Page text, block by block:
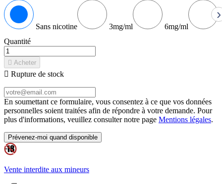
Sans nicotine 3mg/ml 6mg/ml
›
Quantité
 Acheter
 Rupture de stock
En soumettant ce formulaire, vous consentez à ce que vos données
personnelles soient traitées afin de répondre à votre demande. Pour
plus d'informations, veuillez consulter notre page Mentions légales.
Prévenez-moi quand disponible
Vente interdite aux mineurs